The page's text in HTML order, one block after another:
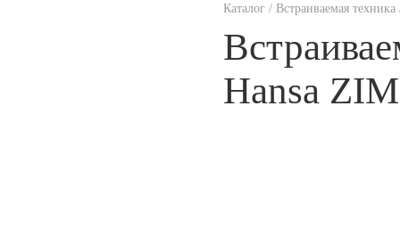
Каталог / Встраиваемая техника
Hansa